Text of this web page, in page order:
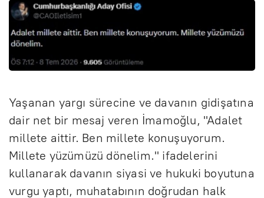
Yaşanan yargı sürecine ve davanın gidişatına
dair net bir mesaj veren İmamoğlu, "Adalet
millete aittir. Ben millete konuşuyorum.
Millete yüzümüzü dönelim." ifadelerini
kullanarak davanın siyasi ve hukuki boyutuna
vurgu yaptı, muhatabının doğrudan halk